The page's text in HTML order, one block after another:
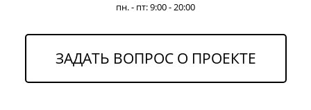
пн. - пт: 9:00 - 20:00
ЗАДАТЬ ВОПРОС О ПРОЕКТЕ